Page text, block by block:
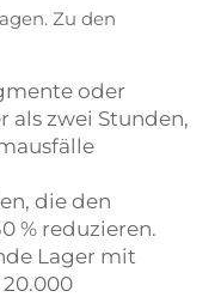
Zu den
oder
als zwei Stunden,
die den
% reduzieren.
Lager mit